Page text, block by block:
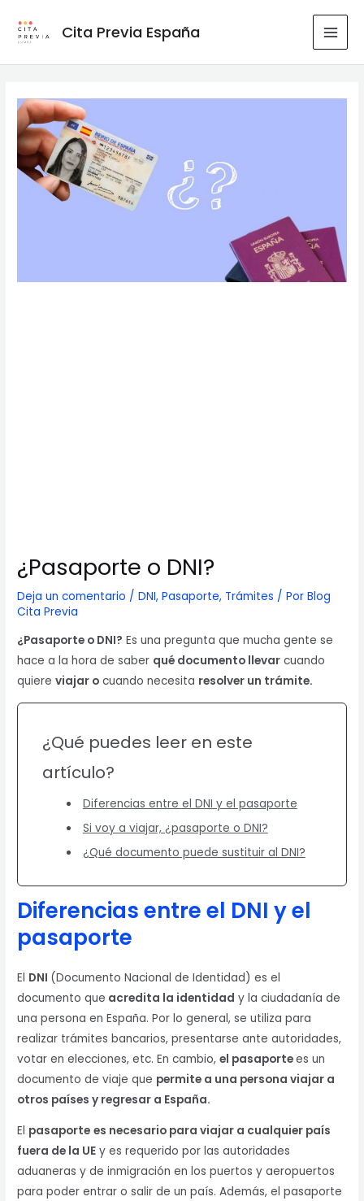
Cita Previa España
¿Pasaporte o DNI?
Deja un comentario /DNI,Pasaporte, Trámites / PorBlog
Cita Previa
¿Pasaporte o DNI? Es una pregunta que mucha gente se
hace a la hora de saber qué documento llevar cuando
quiereviajar o cuando necesita resolver un trámite.
¿Qué puedes leer en este
artículo?
Diferencias entre el DNI y el pasaporte
Si voy a viajar, ¿pasaporte o DNI?
¿Qué documento puede sustituir al DNI?
Diferencias entre el DNI y el
pasaporte
El DNI (Documento Nacional de Identidad) es el
documento que acredita la identidad y la ciudadanía de
una persona en España. Por lo general, se utiliza para
realizar trámites bancarios, presentarse ante autoridades,
votar en elecciones, etc. En cambio,el pasaportees un
documento de viaje que permite a una persona viajar a
otros países y regresar a España.
El pasaporte es necesario para viajar a cualquier país
fuera de la UE y es requerido por las autoridades
aduaneras y de inmigración en los puertos y aeropuertos
para poder entrar o salir de un país. Además, el pasaporte